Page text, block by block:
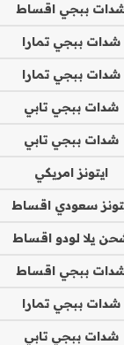
ببجي اقساط
شدات ببجي تمارا
شدات ببجي تمارا
شدات ببجي تابي
شدات ببجي تابي
ايتونز امريكي
سعودي اقساط
يلا لودو اقساط
ببجي اقساط
شدات ببجي تمارا
شدات ببجي تابي